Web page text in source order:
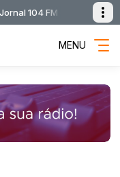
104 FM com Jornal 104
MENU